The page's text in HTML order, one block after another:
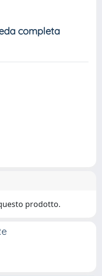
completa
prodotto.